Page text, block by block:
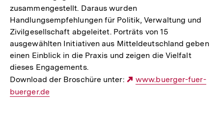
zusammengestellt. Daraus wurden
Handlungsempfehlungen für Politik, Verwaltung und
Zivilgesellschaft abgeleitet. Porträts von 15
ausgewählten Initiativen aus Mitteldeutschland geben
einen Einblick in die Praxis und zeigen die Vielfalt
dieses Engagements.
Download der Broschüre unter:
Externer
www.buerger-fuer-
buerger.de